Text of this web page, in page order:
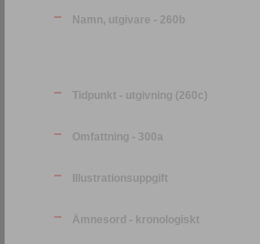
Namn, utgivare - 260b
Tidpunkt - utgivning (260c)
Omfattning - 300a
Illustrationsuppgift
Ämnesord - kronologiskt